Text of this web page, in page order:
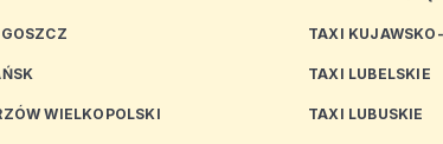
WIELKOPOLSKI
TAXI
TAXI LUBELSKIE
TAXI LUBUSKIE